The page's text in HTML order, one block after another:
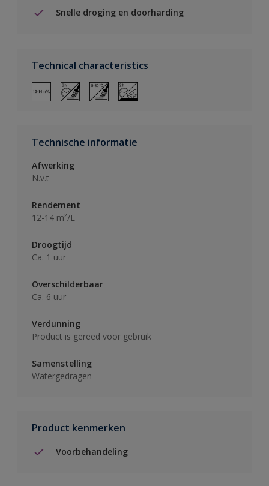
Snelle droging en doorharding
Technical characteristics
Technische informatie
Afwerking
N.v.t
Rendement
12-14 m²/L
Droogtijd
Ca. 1 uur
Overschilderbaar
Ca. 6 uur
Verdunning
Product is gereed voor gebruik
Samenstelling
Watergedragen
Product kenmerken
Voorbehandeling